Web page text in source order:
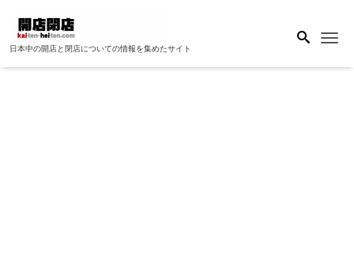
日本中の開店と閉店についての情報を集めたサイト